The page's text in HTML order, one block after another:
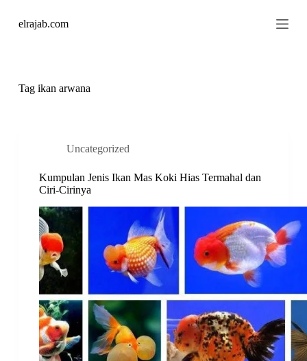
kelrajab.com
Tagikan arwana
Uncategorized
Kumpulan Jenis Ikan Mas Koki Hias Termahal dan
Ciri-Cirinya